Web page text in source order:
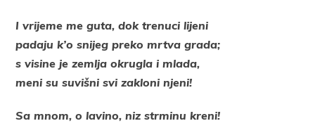
I vrijeme me guta, dok trenuci lijeni
padaju k’o snijeg preko mrtva grada;
s visine je zemlja okrugla i mlada,
meni su suvišni svi zakloni njeni!
Sa mnom, o lavino, niz strminu kreni!